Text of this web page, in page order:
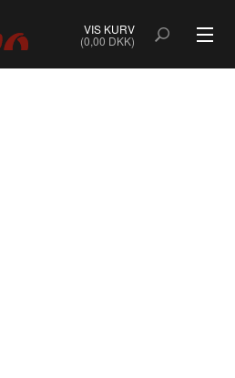
VIS KURV
(0,00 DKK)